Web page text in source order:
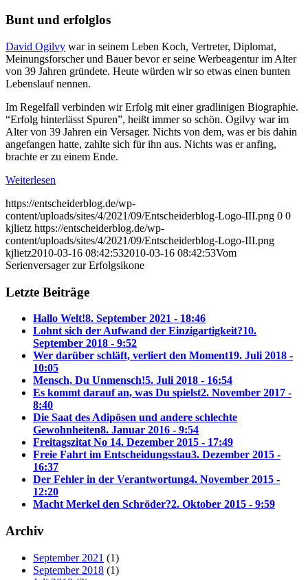
Bunt und erfolglos
David Ogilvy war in seinem Leben Koch, Vertreter, Diplomat,
Meinungsforscher und Bauer bevor er seine Werbeagentur im Alter
von 39 Jahren gründete. Heute würden wir so etwas einen bunten
Lebenslauf nennen.
Im Regelfall verbinden wir Erfolg mit einer gradlinigen Biographie.
“Erfolg hinterlässt Spuren”, heißt immer so schön. Ogilvy war im
Alter von 39 Jahren ein Versager. Nichts von dem, was er bis dahin
angefangen hatte, zahlte sich für ihn aus. Nichts was er anfing,
brachte er zu einem Ende.
Weiterlesen
https://entscheiderblog.de/wp-
content/uploads/sites/4/2021/09/Entscheiderblog-Logo-III.png 0 0
kjlietz https://entscheiderblog.de/wp-
content/uploads/sites/4/2021/09/Entscheiderblog-Logo-III.png
kjlietz2010-03-16 08:42:532010-03-16 08:42:53Vom
Serienversager zur Erfolgsikone
Letzte Beiträge
Hallo Welt!8. September 2021 - 18:46
Lohnt sich der Aufwand der Einzigartigkeit?10.
September 2018 - 9:52
Wer darüber schläft, verliert den Moment19. Juli 2018 -
10:05
Mensch, Du Unmensch!5. Juli 2018 - 16:54
Es kommt darauf an, was Du spielst2. November 2017 -
8:40
Die Saat des Adipösen und andere schlechte
Gewohnheiten8. Januar 2016 - 9:54
Freitagszitat No 14. Dezember 2015 - 17:49
Freie Fahrt im Entscheidungsstau3. Dezember 2015 -
16:37
Der Fehler in der Verantwortung4. November 2015 -
12:20
Macht Merkel den Schröder?2. Oktober 2015 - 9:59
Archiv
September 2021 (1)
September 2018 (1)